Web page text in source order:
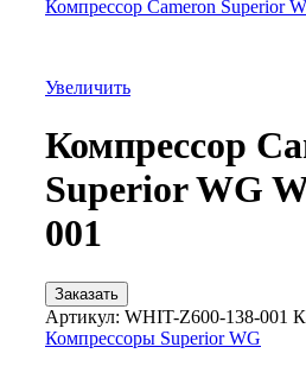
Компрессор Cameron Superior
Увеличить
Компрессор
Superior WG
001
Заказать
Артикул: WHIT-Z600-138-001
Компрессоры Superior WG